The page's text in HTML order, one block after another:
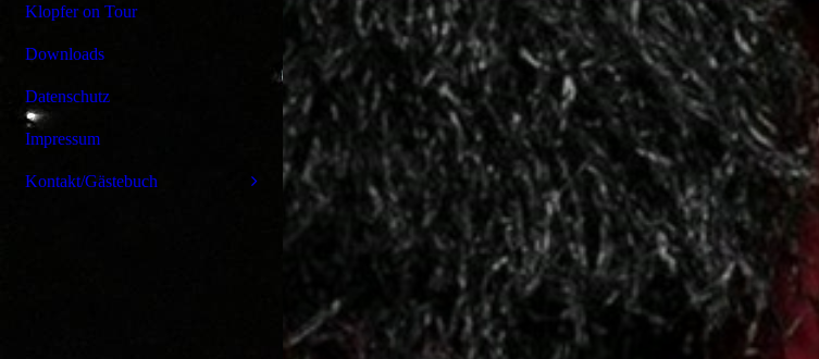
Klopfer on Tour
Downloads
Datenschutz
Impressum
Kontakt/Gästebuch